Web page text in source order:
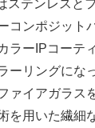
ステンレスと
コンポジット
ラーIPコーテ
ーリングにな
ァイアガラス
を用いた繊細